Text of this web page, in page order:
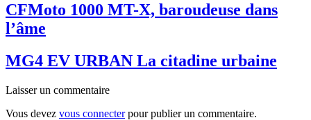
CFMoto 1000 MT-X, baroudeuse dans
l’âme
MG4 EV URBAN La citadine urbaine
Laisser un commentaire
Vous devez vous connecterpour publier un commentaire.